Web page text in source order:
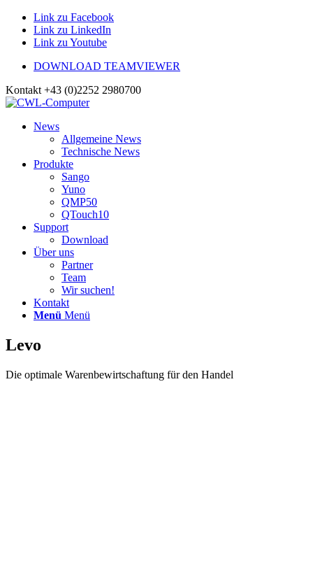
Link zu Facebook
Link zu LinkedIn
Link zu Youtube
DOWNLOAD TEAMVIEWER
Kontakt +43 (0)2252 2980700
News
Allgemeine News
Technische News
Produkte
Sango
Yuno
QMP50
QTouch10
Support
Download
Über uns
Partner
Team
Wir suchen!
Kontakt
Menü Menü
Levo
Die optimale Warenbewirtschaftung für den Handel